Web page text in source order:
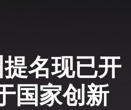
名现已开
国家创新